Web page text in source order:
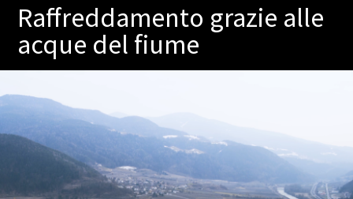
Raffreddamento grazie alle
acque del fiume